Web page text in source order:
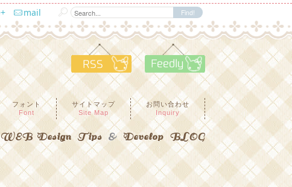
mail
RSS Feedly
フォント
Font
サイトマップ
Site Map
お問い合わせ
Inquiry
WEB Design Tips & Develop BLOG